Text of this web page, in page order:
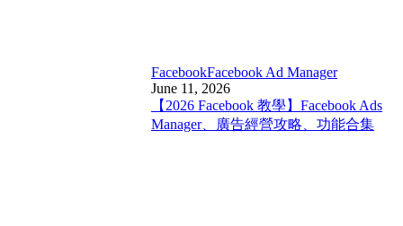
FacebookFacebook Ad Manager
June 11, 2026
【2026 Facebook 教學】Facebook Ads
Manager、廣告經營攻略、功能合集